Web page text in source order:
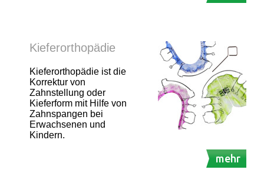
Kieferorthopädie
Kieferorthopädie ist die
Korrektur von
Zahnstellung oder
Kieferform mit Hilfe von
Zahnspangen bei
Erwachsenen und
Kindern.
mehr